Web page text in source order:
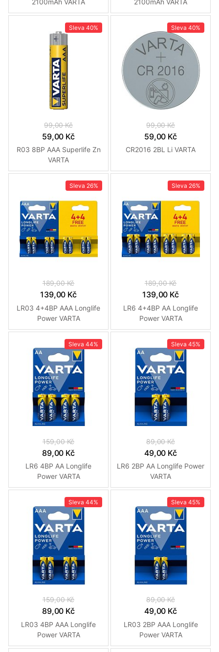
Sleva 40%
99,00 Kč
59,00 Kč
R03 8BP AAA Superlife Zn
VARTA
Sleva 40%
99,00 Kč
59,00 Kč
CR2016 2BL Li VARTA
Sleva 26%
189,00 Kč
139,00 Kč
LR03 4+4BP AAA Longlife
Power VARTA
Sleva 26%
189,00 Kč
139,00 Kč
LR6 4+4BP AA Longlife
Power VARTA
Sleva 44%
159,00 Kč
89,00 Kč
LR6 4BP AA Longlife
Power VARTA
Sleva 45%
89,00 Kč
49,00 Kč
LR6 2BP AA Longlife Power
VARTA
Sleva 44%
159,00 Kč
89,00 Kč
LR03 4BP AAA Longlife
Power VARTA
Sleva 45%
89,00 Kč
49,00 Kč
LR03 2BP AAA Longlife
Power VARTA